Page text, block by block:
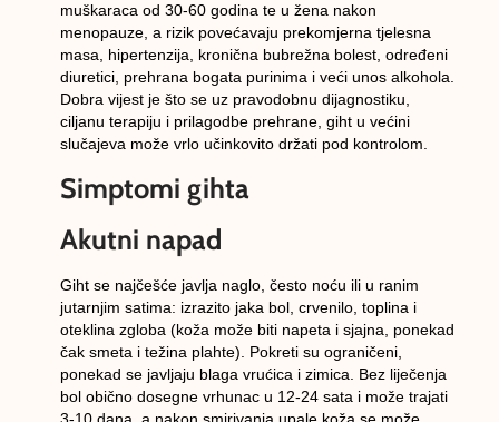
muškaraca od 30-60 godina te u žena nakon
menopauze, a rizik povećavaju prekomjerna tjelesna
masa, hipertenzija, kronična bubrežna bolest, određeni
diuretici, prehrana bogata purinima i veći unos alkohola.
Dobra vijest je što se uz pravodobnu dijagnostiku,
ciljanu terapiju i prilagodbe prehrane, giht u većini
slučajeva može vrlo učinkovito držati pod kontrolom.
Simptomi gihta
Akutni napad
Giht se najčešće javlja naglo, često noću ili u ranim
jutarnjim satima: izrazito jaka bol, crvenilo, toplina i
oteklina zgloba (koža može biti napeta i sjajna, ponekad
čak smeta i težina plahte). Pokreti su ograničeni,
ponekad se javljaju blaga vrućica i zimica . Bez liječenja
bol obično dosegne vrhunac u 12-24 sata i može trajati
3-10 dana , a nakon smirivanja upale koža se može